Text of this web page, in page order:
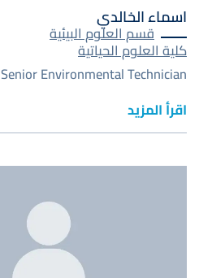
اسماء الخالدي
قسم العلوم البيئية
كلية العلوم الحياتية
Senior Environmental Technician
اقرأ المزيد